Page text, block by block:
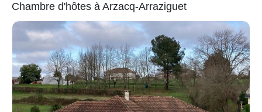
Chambre d'hôtes à Arzacq-Arraziguet